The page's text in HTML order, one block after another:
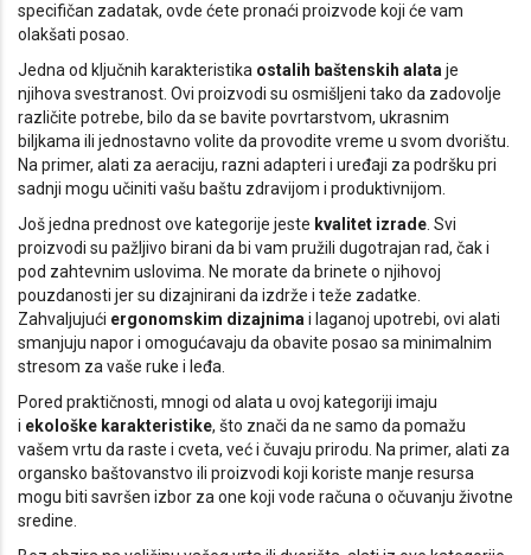
specifičan zadatak, ovde ćete pronaći proizvode koji će vam
olakšati posao.
Jedna od ključnih karakteristika ostalih baštenskih alata je
njihova svestranost. Ovi proizvodi su osmišljeni tako da zadovolje
različite potrebe, bilo da se bavite povrtarstvom, ukrasnim
biljkama ili jednostavno volite da provodite vreme u svom dvorištu.
Na primer, alati za aeraciju, razni adapteri i uređaji za podršku pri
sadnji mogu učiniti vašu baštu zdravijom i produktivnijom.
Još jedna prednost ove kategorije jeste kvalitet izrade . Svi
proizvodi su pažljivo birani da bi vam pružili dugotrajan rad, čak i
pod zahtevnim uslovima. Ne morate da brinete o njihovoj
pouzdanosti jer su dizajnirani da izdrže i teže zadatke.
Zahvaljujući ergonomskim dizajnima i laganoj upotrebi, ovi alati
smanjuju napor i omogućavaju da obavite posao sa minimalnim
stresom za vaše ruke i leđa.
Pored praktičnosti, mnogi od alata u ovoj kategoriji imaju
i ekološke karakteristike, što znači da ne samo da pomažu
vašem vrtu da raste i cveta, već i čuvaju prirodu. Na primer, alati za
organsko baštovanstvo ili proizvodi koji koriste manje resursa
mogu biti savršen izbor za one koji vode računa o očuvanju životne
sredine.